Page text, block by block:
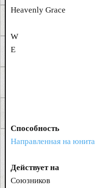
Heavenly Grace
W
E
Способность
Направленная на юнита
Действует на
Союзников